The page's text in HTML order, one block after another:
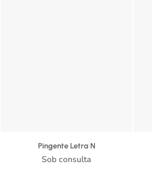
Pingente Letra N
Sob consulta